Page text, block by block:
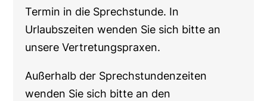
Termin in die Sprechstunde. In
Urlaubszeiten wenden Sie sich bitte an
unsere Vertretungspraxen.
Außerhalb der Sprechstundenzeiten
wenden Sie sich bitte an den